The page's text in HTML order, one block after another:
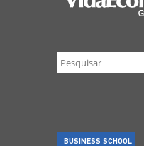
BUSINESS SCHOOL